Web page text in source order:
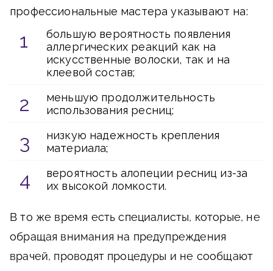
профессиональные мастера указывают на:
большую вероятность появления
аллергических реакций как на
искусственные волоски, так и на
клеевой состав;
меньшую продолжительность
использования ресниц;
низкую надежность крепления
материала;
вероятность алопеции ресниц из-за
их высокой ломкости.
В то же время есть специалисты, которые, не
обращая внимания на предупреждения
врачей, проводят процедуры и не сообщают